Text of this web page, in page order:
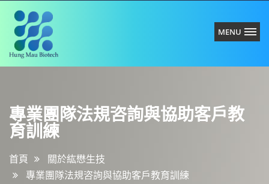
紘
技
有
限
司
MENU
專
團
隊
法
規
咨
詢
專業團隊法規咨詢與協助客戶教
育訓練
首頁
關於紘懋生技
專業團隊法規咨詢與協助客戶教育訓練